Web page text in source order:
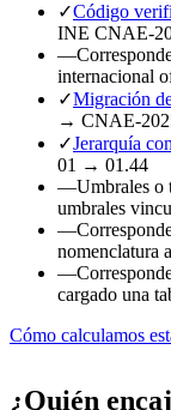
✓Código
INE CNAE-
—
internacional
✓Migración
→ CNAE-
✓Jerarquía
01 → 01.44
—Umbrales o
umbrales
—
nomenclatura
—
cargado una
Cómo calculamos
¿Quién